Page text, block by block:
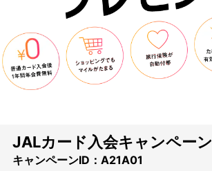
JALカード⼊会キャンペーン
キャンペーンID：A21A01